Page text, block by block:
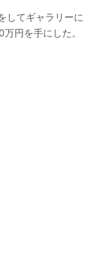
してギャラリーに
円を手にした。